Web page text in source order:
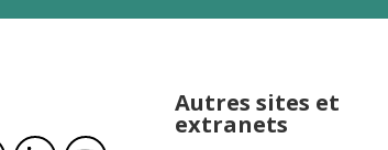
Autres sites et
extranets